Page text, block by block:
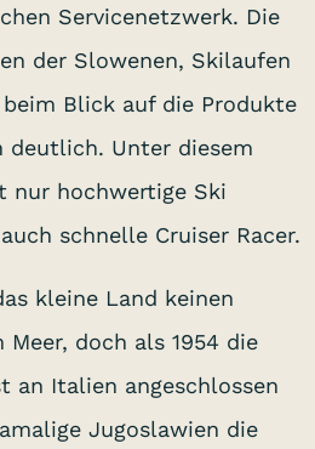
Servicenetzwerk. Die
der Slowenen, Skilaufen
Blick auf die Produkte
deutlich. Unter diesem
nur hochwertige Ski
schnelle Cruiser Racer.
kleine Land keinen
Meer, doch als 1954 die
an Italien angeschlossen
Jugoslawien die